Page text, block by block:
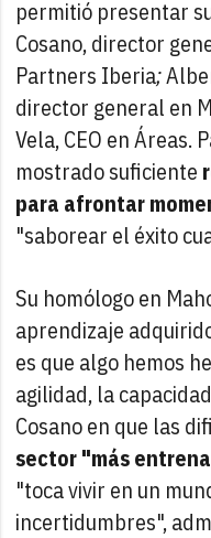
permitió presentar
Cosano, director
Partners Iberia;
director general en
Vela, CEO en Áreas.
mostrado suficiente
para afrontar
"saborear el éxito
Su homólogo en
aprendizaje
es que algo hemos
agilidad, la
Cosano en que las
sector "más
"toca vivir en un
incertidumbres",